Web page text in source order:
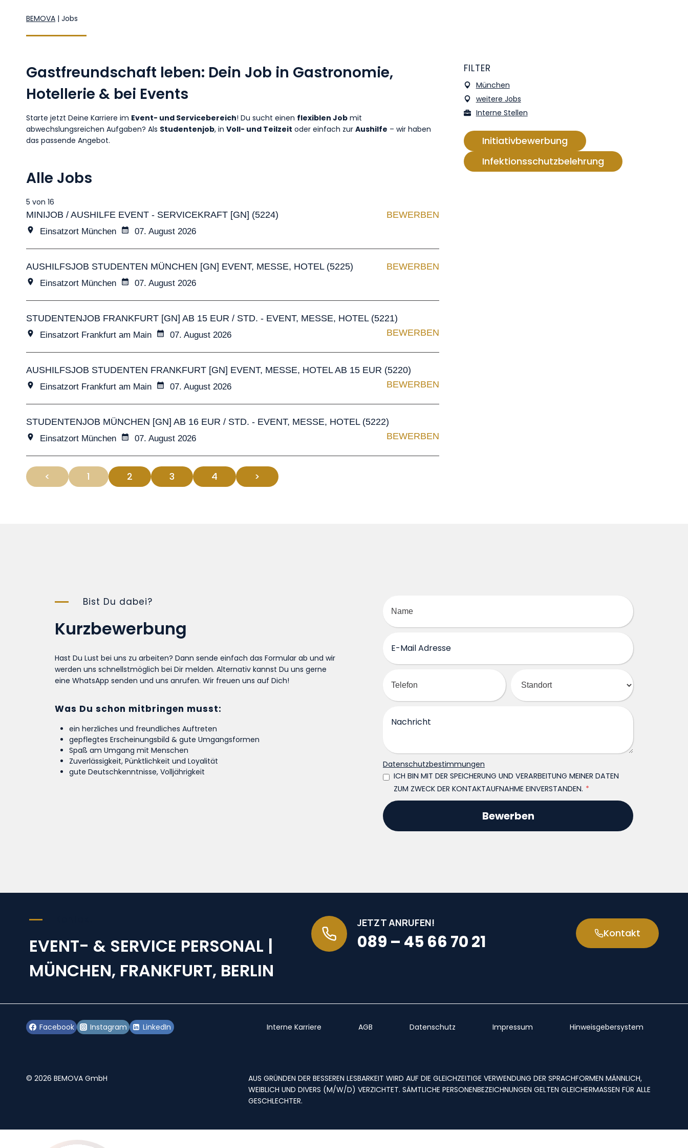
BEMOVA | Jobs
Gastfreundschaft leben: Dein Job in Gastronomie,
Hotellerie & bei Events
Starte jetzt Deine Karriere im Event- und Servicebereich! Du sucht einen flexiblen Job mit
abwechslungsreichen Aufgaben? Als Studentenjob, in Voll- und Teilzeit oder einfach zur Aushilfe – wir haben
das passende Angebot.
Alle Jobs
5 von 16
MINIJOB / AUSHILFE EVENT - SERVICEKRAFT [GN] (5224)
BEWERBEN
location_on Einsatzort München calendar_month 07. August 2026
AUSHILFSJOB STUDENTEN MÜNCHEN [GN] EVENT, MESSE, HOTEL (5225) BEWERBEN
location_on Einsatzort München calendar_month 07. August 2026
STUDENTENJOB FRANKFURT [GN] AB 15 EUR / STD. - EVENT, MESSE, HOTEL (5221)
BEWERBEN
location_on Einsatzort Frankfurt am Main calendar_month 07. August 2026
AUSHILFSJOB STUDENTEN FRANKFURT [GN] EVENT, MESSE, HOTEL AB 15 EUR (5220)
BEWERBEN
location_on Einsatzort Frankfurt am Main calendar_month 07. August 2026
STUDENTENJOB MÜNCHEN [GN] AB 16 EUR / STD. - EVENT, MESSE, HOTEL (5222)
BEWERBEN
location_on Einsatzort München calendar_month 07. August 2026
< 1 2 3 4 >
FILTER
München
weitere Jobs
Interne Stellen
Initiativbewerbung
Infektionsschutzbelehrung
Bist Du dabei?
Kurzbewerbung
Hast Du Lust bei uns zu arbeiten? Dann sende einfach das Formular ab und wir
werden uns schnellstmöglich bei Dir melden. Alternativ kannst Du uns gerne
eine WhatsApp senden und uns anrufen. Wir freuen uns auf Dich!
Was Du schon mitbringen musst:
ein herzliches und freundliches Auftreten
gepflegtes Erscheinungsbild & gute Umgangsformen
Spaß am Umgang mit Menschen
Zuverlässigkeit, Pünktlichkeit und Loyalität
gute Deutschkenntnisse, Volljährigkeit
Datenschutzbestimmungen
ICH BIN MIT DER SPEICHERUNG UND VERARBEITUNG MEINER DATEN
ZUM ZWECK DER KONTAKTAUFNAHME EINVERSTANDEN. *
Bewerben
EVENT- & SERVICE PERSONAL |
MÜNCHEN, FRANKFURT, BERLIN
JETZT ANRUFEN!
089 – 45 66 70 21 Kontakt
Facebook Instagram LinkedIn Interne Karriere AGB Datenschutz Impressum Hinweisgebersystem
© 2026 BEMOVA GmbH
AUS GRÜNDEN DER BESSEREN LESBARKEIT WIRD AUF DIE GLEICHZEITIGE VERWENDUNG DER SPRACHFORMEN MÄNNLICH,
WEIBLICH UND DIVERS (M/W/D) VERZICHTET. SÄMTLICHE PERSONENBEZEICHNUNGEN GELTEN GLEICHERMASSEN FÜR ALLE G
ESCHLECHTER.